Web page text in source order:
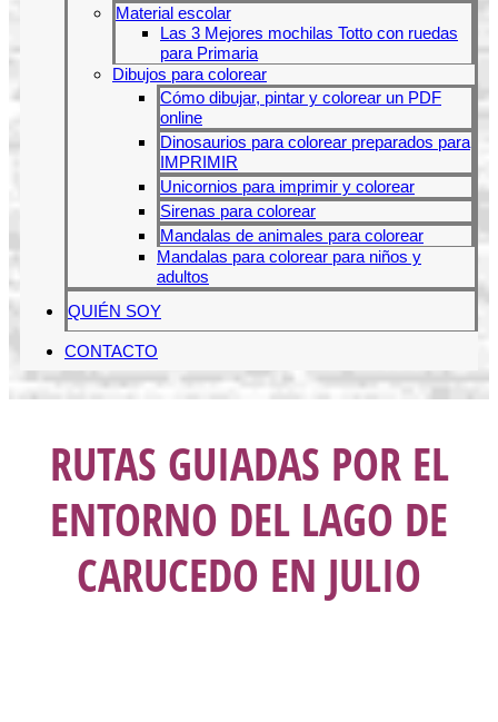
Material escolar
Las 3 Mejores mochilas Totto con ruedas
para Primaria
Dibujos para colorear
Cómo dibujar, pintar y colorear un PDF
online
Dinosaurios para colorear preparados para
IMPRIMIR
Unicornios para imprimir y colorear
Sirenas para colorear
Mandalas de animales para colorear
Mandalas para colorear para niños y
adultos
QUIÉN SOY
CONTACTO
RUTAS GUIADAS POR EL
ENTORNO DEL LAGO DE
CARUCEDO EN JULIO